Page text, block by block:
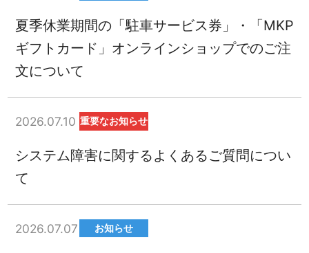
夏季休業期間の「駐車サービス券」・「MKP
ギフトカード」オンラインショップでのご注
文について
2026.07.10 重要なお知らせ
システム障害に関するよくあるご質問につい
て
2026.07.07 お知らせ